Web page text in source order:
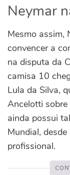
Neymar
Mesmo assim,
convencer a
na disputa da
camisa 10
Lula da Silva,
Ancelotti
ainda possui
Mundial,
profissional.